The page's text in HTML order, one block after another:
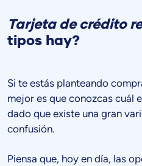
Tarjeta de crédito
tipos hay?
Si te estás planteando
mejor es que conozcas cuál
dado que existe una gran
confusión.
Piensa que, hoy en día, las